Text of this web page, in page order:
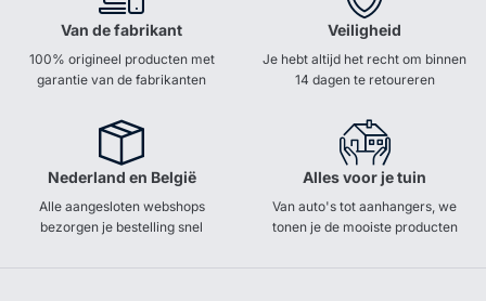
Van de fabrikant
100% origineel producten met
garantie van de fabrikanten
Veiligheid
Je hebt altijd het recht om binnen
14 dagen te retoureren
Nederland en België
Alle aangesloten webshops
bezorgen je bestelling snel
Alles voor je tuin
Van auto's tot aanhangers, we
tonen je de mooiste producten